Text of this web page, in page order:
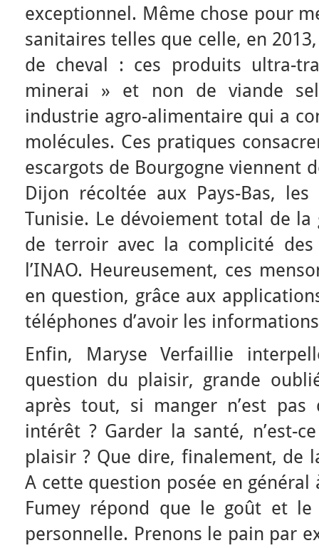
exceptionnel. Même chose pour
sanitaires telles que celle, en
de cheval : ces produits ultra-
minerai » et non de viande
industrie agro-alimentaire qui a
molécules. Ces pratiques
escargots de Bourgogne viennent
Dijon récoltée aux Pays-Bas,
Tunisie. Le dévoiement total de
de terroir avec la complicité
l’INAO. Heureusement, ces
en question, grâce aux
téléphones d’avoir les
Enfin, Maryse Verfaillie
question du plaisir, grande
après tout, si manger n’est pas
intérêt ? Garder la santé, n’est-
plaisir ? Que dire, finalement, de
A cette question posée en général
Fumey répond que le goût et
personnelle. Prenons le pain par